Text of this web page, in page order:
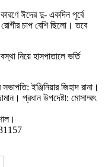
ঈদের দু- একদিন পূর্বে
রোগীর চাপ বেশি ছিলো। তবে
নিয়ে হাসপাতালে ভর্তি
ইঞ্জিনিয়ার জিহাদ রানা।
প্রধান উপদেষ্টা: মোসাম্মৎ